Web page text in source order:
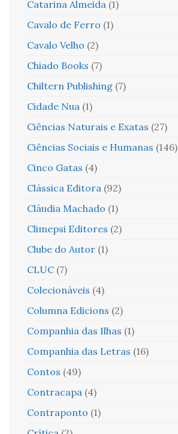
Catarina Almeida (1)
Cavalo de Ferro (1)
Cavalo Velho (2)
Chiado Books (7)
Chiltern Publishing (7)
Cidade Nua (1)
Ciências Naturais e Exatas (27)
Ciências Sociais e Humanas (146)
Cinco Gatas (4)
Clássica Editora (92)
Cláudia Machado (1)
Climepsi Editores (2)
Clube do Autor (1)
CLUC (7)
Colecionáveis (4)
Columna Edicions (2)
Companhia das Ilhas (1)
Companhia das Letras (16)
Contos (49)
Contracapa (4)
Contraponto (1)